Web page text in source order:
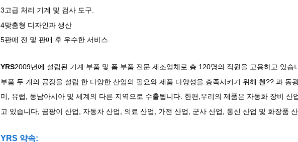
3고급 처리 기계 및 검사 도구.
4맞춤형 디자인과 생산
5판매 전 및 판매 후 우수한 서비스.
YRS2009년에 설립된 기계 부품 및 폼 부품 전문 제조업체로 총 120명의 직원을 고용하고 있습
부품 두 개의 공장을 설립 한 다양한 산업의 필요와 제품 다양성을 충족시키기 위해 첸?? 과 동
미, 유럽, 동남아시아 및 세계의 다른 지역으로 수출됩니다. 한편,우리의 제품은 자동화 장비 산
고 있습니다, 곰팡이 산업, 자동차 산업, 의료 산업, 가전 산업, 군사 산업, 통신 산업 및 화장품
YRS 약속: